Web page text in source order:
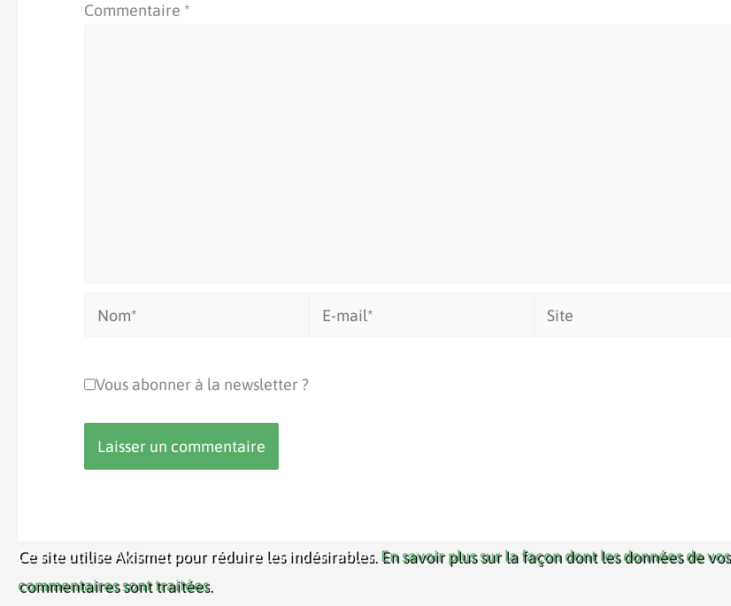
Commentaire *
Nom* Site
Vous abonner à la newsletter ?
Ce site utilise Akismet pour réduire les indésirables. En savoir plus sur la façon dont les données de vos
commentaires sont traitées.